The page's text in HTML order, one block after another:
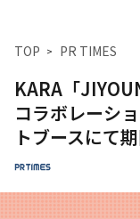
TOP PR TIMES
KARA「
コラボレーシ
トブースにて